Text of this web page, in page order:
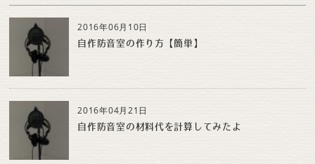
2016年06月10日
自作防音室の作り方【簡単】
2016年04月21日
自作防音室の材料代を計算してみたよ